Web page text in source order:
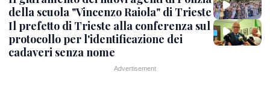
della scuola "Vincenzo Raiola" di Trieste
Il prefetto di Trieste alla conferenza sul
protocollo per l'identificazione dei
cadaveri senza nome